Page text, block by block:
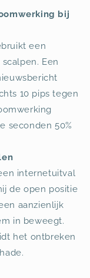
bij
een
Een
10 pips tegen
seconden 50%
internetuitval
de open positie
aanzienlijk
in beweegt.
het ontbreken